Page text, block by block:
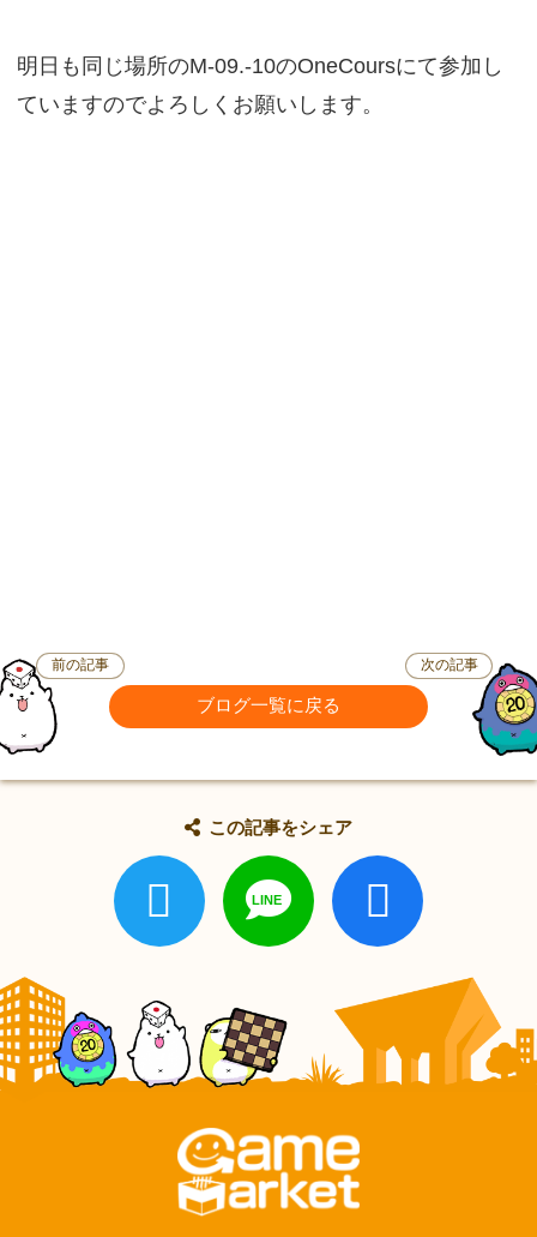
明日も同じ場所のM-09.-10のOneCoursにて参加し
ていますのでよろしくお願いします。
前の記事
ブログ一覧に戻る
次の記事
この記事をシェア